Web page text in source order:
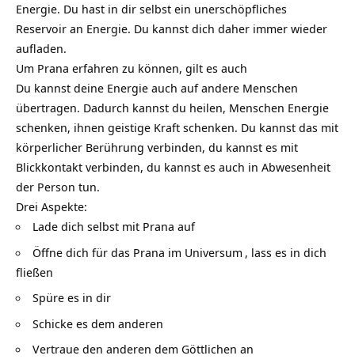
Energie. Du hast in dir selbst ein unerschöpfliches
Reservoir an Energie. Du kannst dich daher immer wieder
aufladen.
Um Prana erfahren zu können, gilt es auch
Du kannst deine Energie auch auf andere Menschen
übertragen. Dadurch kannst du heilen, Menschen Energie
schenken, ihnen geistige Kraft schenken. Du kannst das mit
körperlicher Berührung verbinden, du kannst es mit
Blickkontakt verbinden, du kannst es auch in Abwesenheit
der Person tun.
Drei Aspekte:
Lade dich selbst mit Prana auf
Öffne dich für das Prana im Universum , lass es in dich
fließen
Spüre es in dir
Schicke es dem anderen
Vertraue den anderen dem Göttlichen an